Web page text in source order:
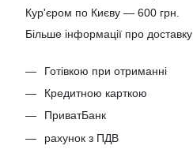
Кур'єром по Києву — 600 грн.
Більше інформації про доставку
Готівкою при отриманні
Кредитною карткою
ПриватБанк
рахунок з ПДВ